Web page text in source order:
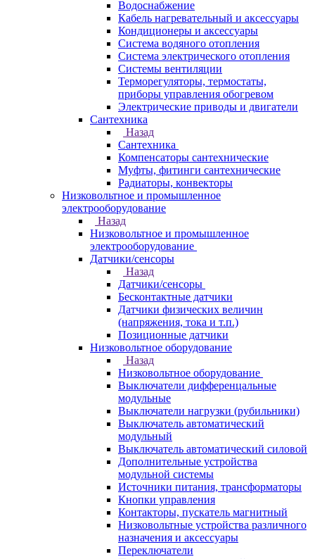
Водоснабжение
Кабель нагревательный и аксессуары
Кондиционеры и аксессуары
Система водяного отопления
Система электрического отопления
Системы вентиляции
Терморегуляторы, термостаты,
приборы управления обогревом
Электрические приводы и двигатели
Сантехника
Назад
Сантехника
Компенсаторы сантехнические
Муфты, фитинги сантехнические
Радиаторы, конвекторы
Низковольтное и промышленное
электрооборудование
Назад
Низковольтное и промышленное
электрооборудование
Датчики/сенсоры
Назад
Датчики/сенсоры
Бесконтактные датчики
Датчики физических величин
(напряжения, тока и т.п.)
Позиционные датчики
Низковольтное оборудование
Назад
Низковольтное оборудование
Выключатели дифференцальные
модульные
Выключатели нагрузки (рубильники)
Выключатель автоматический
модульный
Выключатель автоматический силовой
Дополнительные устройства
модульной системы
Источники питания, трансформаторы
Кнопки управления
Контакторы, пускатель магнитный
Низковольтные устройства различного
назначения и аксессуары
Переключатели